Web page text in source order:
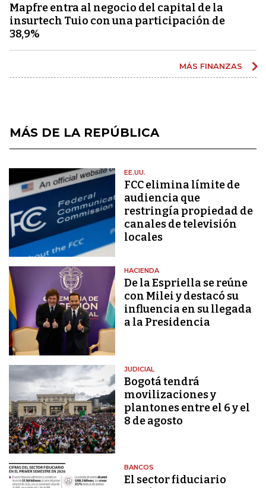
Mapfre entra al negocio del capital de la
insurtech Tuio con una participación de
38,9%
MÁS FINANZAS
MÁS DE LA REPÚBLICA
EE.UU.
FCC elimina límite de
audiencia que
restringía propiedad de
canales de televisión
locales
HACIENDA
De la Espriella se reúne
con Milei y destacó su
influencia en su llegada
a la Presidencia
JUDICIAL
Bogotá tendrá
movilizaciones y
plantones entre el 6 y el
8 de agosto
BANCOS
El sector fiduciario